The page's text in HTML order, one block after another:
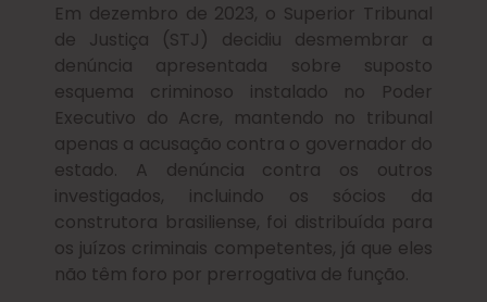
Em dezembro de 2023, o Superior Tribunal
de Justiça (STJ) decidiu desmembrar a
denúncia apresentada sobre suposto
esquema criminoso instalado no Poder
Executivo do Acre, mantendo no tribunal
apenas a acusação contra o governador do
estado. A denúncia contra os outros
investigados, incluindo os sócios da
construtora brasiliense, foi distribuída para
os juízos criminais competentes, já que eles
não têm foro por prerrogativa de função.